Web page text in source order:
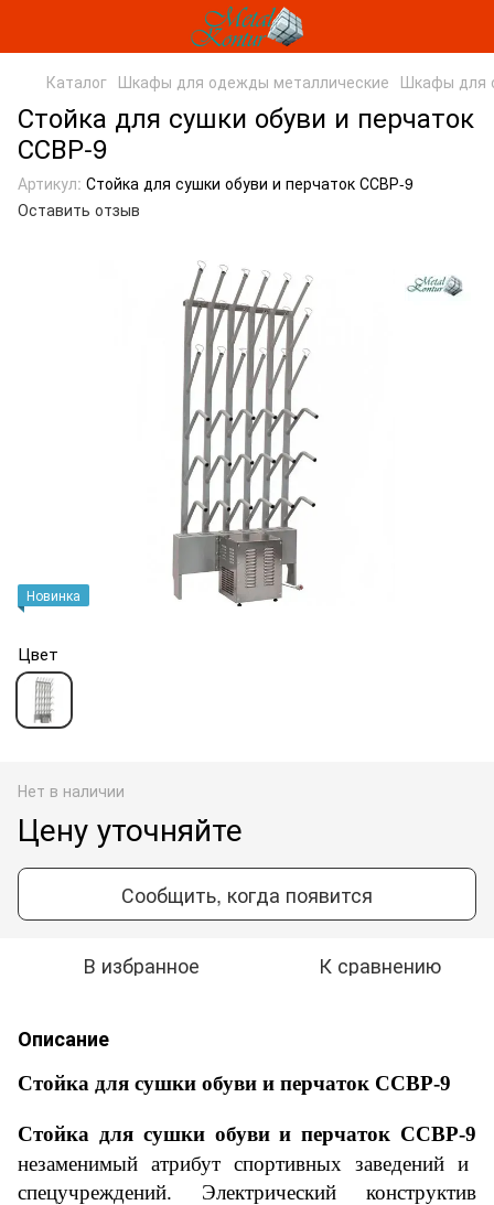
Каталог Шкафы для одежды металлические Шкафы для
Стойка для сушки обуви и перчаток
ССВР-9
Артикул: Стойка для сушки обуви и перчаток ССВР-9
Оставить отзыв
Новинка
Цвет
Нет в наличии
Цену уточняйте
Сообщить, когда появится
В избранное К сравнению
Описание
Стойка для сушки обуви и перчаток ССВР-9
Стойка для сушки обуви и перчаток ССВР-9
незаменимый атрибут спортивных заведений и
спецучреждений. Электрический конструктив